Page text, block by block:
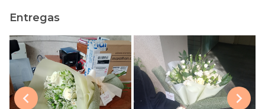
Entregas